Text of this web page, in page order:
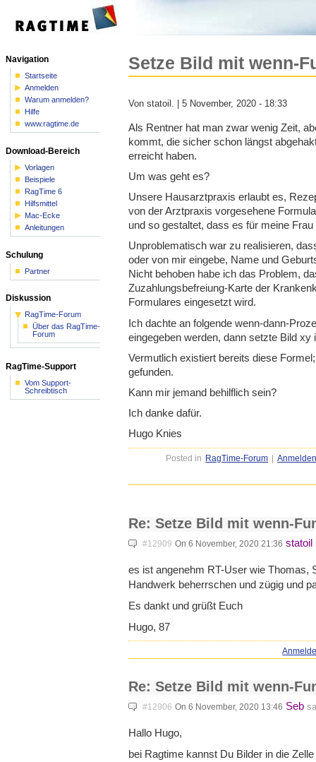
Setze Bild mit wenn-
Von statoil. | 5 November, 2020 - 18:33
Als Rentner hat man zwar wenig Zeit,
kommt, die sicher schon längst
erreicht haben.
Um was geht es?
Unsere Hausarztpraxis erlaubt es,
von der Arztpraxis vorgesehene
und so gestaltet, dass es für meine
Unproblematisch war zu realisieren,
oder von mir eingebe, Name und
Nicht behoben habe ich das Problem,
Zuzahlungsbefreiung-Karte der
Formulares eingesetzt wird.
Ich dachte an folgende wenn-dann-
eingegeben werden, dann setzte Bild xy
Vermutlich existiert bereits diese
gefunden.
Kann mir jemand behilflich sein?
Ich danke dafür.
Hugo Knies
Posted in RagTime-Forum |
Re: Setze Bild mit wenn-
#12909 On 6 November, 2020 21:36 statoil
es ist angenehm RT-User wie Thomas,
Handwerk beherrschen und zügig und
Es dankt und grüßt Euch
Hugo, 87
Re: Setze Bild mit wenn-
#12906 On 6 November, 2020 13:46 Seb
Hallo Hugo,
bei Ragtime kannst Du Bilder in die
Navigation
Startseite
Anmelden
Warum anmelden?
Hilfe
www.ragtime.de
Download-Bereich
Vorlagen
Beispiele
RagTime 6
Hilfsmittel
Mac-Ecke
Anleitungen
Schulung
Partner
Diskussion
RagTime-Forum
Über das RagTime-
Forum
RagTime-Support
Vom Support-
Schreibtisch